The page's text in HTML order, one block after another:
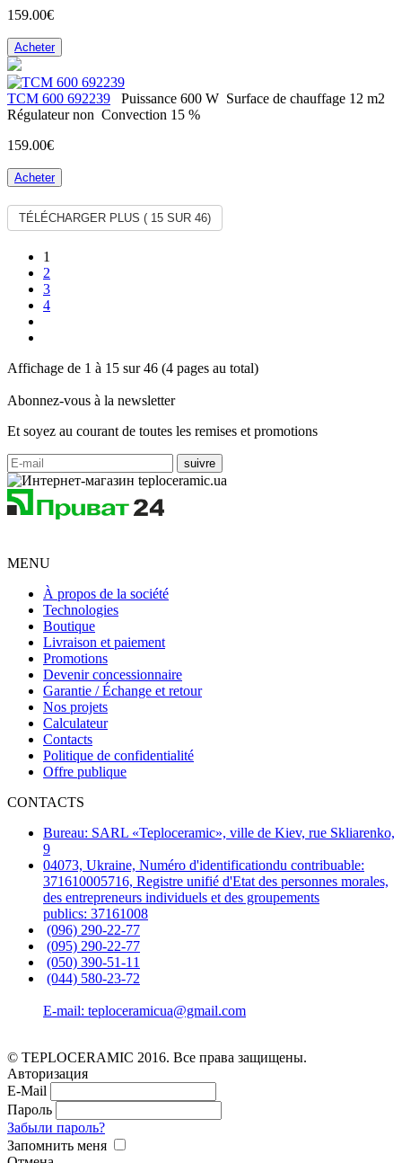
159.00€
Acheter
ТСМ 600 692239 Puissance 600 W Surface de chauffage 12 m2
Régulateur non Convection 15 %
159.00€
Acheter
TÉLÉCHARGER PLUS ( 15 SUR 46)
1
2
3
4
Affichage de 1 à 15 sur 46 (4 pages au total)
Abonnez-vous à la newsletter
Et soyez au courant de toutes les remises et promotions
MENU
À propos de la société
Technologies
Boutique
Livraison et paiement
Promotions
Devenir concessionnaire
Garantie / Échange et retour
Nos projets
Calculateur
Contacts
Politique de confidentialité
Offre publique
CONTACTS
Bureau: SARL «Teploceramic», ville de Kiev, rue Skliarenko,
9
04073, Ukraine, Numéro d'identificationdu contribuable:
371610005716, Registre unifié d'Etat des personnes morales,
des entrepreneurs individuels et des groupements
publics: 37161008
(096) 290-22-77
(095) 290-22-77
(050) 390-51-11
(044) 580-23-72
E-mail: teploceramicua@gmail.com
© TEPLOCERAMIC 2016. Все права защищены.
Авторизация
E-Mail
Пароль
Забыли пароль?
Запомнить меня